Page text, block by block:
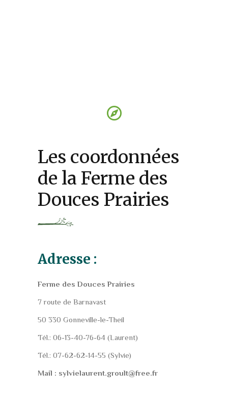
Les coordonnées
de la Ferme des
Douces Prairies
Adresse :
Ferme des Douces Prairies
7 route de Barnavast
50 330 Gonneville-le-Theil
Tél.: 06-13-40-76-64 (Laurent)
Tél.: 07-62-62-14-55 (Sylvie)
Mail : sylvielaurent.groult@free.fr